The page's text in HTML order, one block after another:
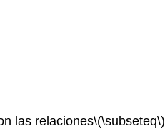
las relaciones\(\subseteq\)